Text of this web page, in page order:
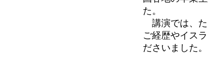
た。
講演では、た
ご経歴やイス
ださいました。